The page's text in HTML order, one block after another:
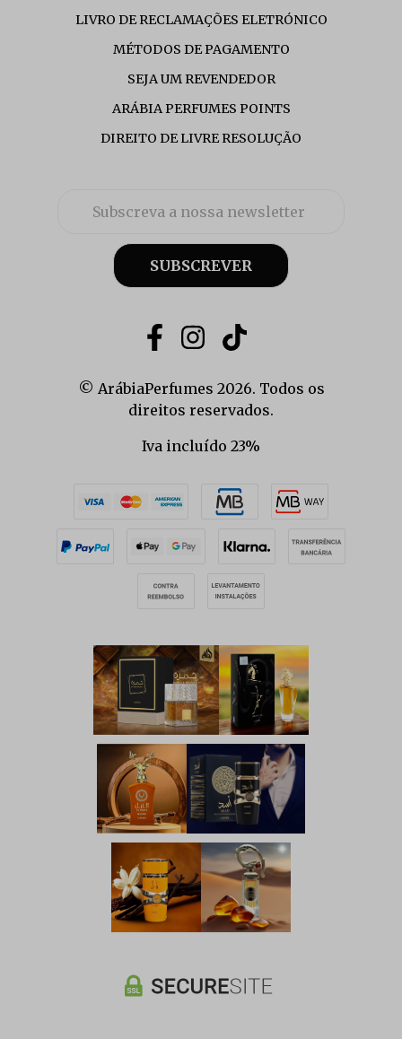
LIVRO DE RECLAMAÇÕES ELETRÓNICO
MÉTODOS DE PAGAMENTO
SEJA UM REVENDEDOR
ARÁBIA PERFUMES POINTS
DIREITO DE LIVRE RESOLUÇÃO
SUBSCREVER
© ArábiaPerfumes 2026. Todos os
direitos reservados.
Iva incluído 23%